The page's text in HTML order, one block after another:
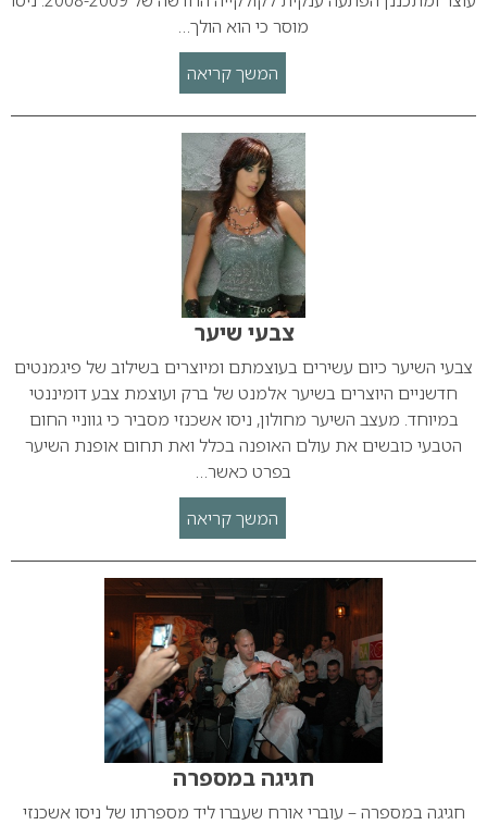
מוסר כי הוא הולך…
המשך קריאה
צבעי שיער
צבעי השיער כיום עשירים בעוצמתם ומיוצרים בשילוב של פיגמנטים
חדשניים היוצרים בשיער אלמנט של ברק ועוצמת צבע דומיננטי
במיוחד. מעצב השיער מחולון, ניסו אשכנזי מסביר כי גווניי החום
הטבעי כובשים את עולם האופנה בכלל ואת תחום אופנת השיער
בפרט כאשר…
המשך קריאה
חגיגה במספרה
חגיגה במספרה – עוברי אורח שעברו ליד מספרתו של ניסו אשכנזי